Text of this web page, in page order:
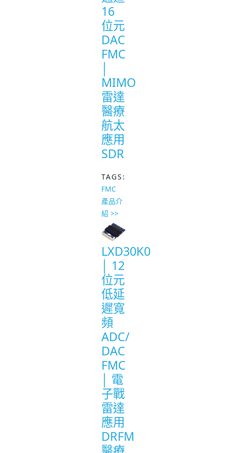
16
位元
DAC
FMC
MIMO
雷達
醫療
航太
應用
SDR
TAGS:
FMC
產品介
紹 >>
LXD30K0
│ 12
位元
低延
遲寬
頻
ADC/
DAC
FMC
│ 電
子戰
雷達
應用
DRFM